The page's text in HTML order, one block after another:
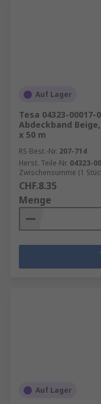
Auf Lager
Tesa 04323-
Abdeckband
x 50 m
RS Best.-Nr. 207-714
Herst. Teile-Nr. 04323-
Zwischensumme (1
CHF.8.35
Menge
Auf Lager